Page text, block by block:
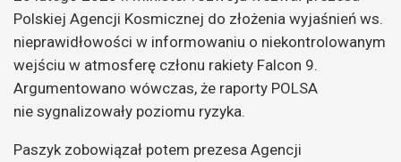
Polskiej Agencji Kosmicznej do złożenia wyjaśnień ws.
nieprawidłowości w informowaniu o niekontrolowanym
wejściu w atmosferę członu rakiety Falcon 9.
Argumentowano wówczas, że raporty POLSA
nie sygnalizowały poziomu ryzyka.
Paszyk zobowiązał potem prezesa Agencji